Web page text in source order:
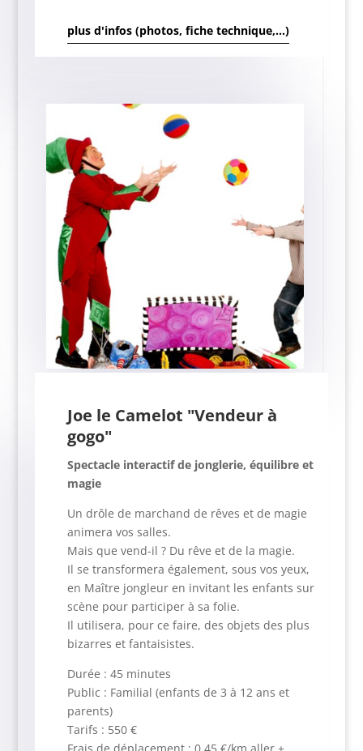
plus d'infos (photos, fiche technique,...)
Joe le Camelot "Vendeur à
gogo"
Spectacle interactif de jonglerie, équilibre et
magie
Un drôle de marchand de rêves et de magie
animera vos salles.
Mais que vend-il ? Du rêve et de la magie.
Il se transformera également, sous vos yeux,
en Maître jongleur en invitant les enfants sur
scène pour participer à sa folie.
Il utilisera, pour ce faire, des objets des plus
bizarres et fantaisistes.
Durée : 45 minutes
Public : Familial (enfants de 3 à 12 ans et
parents)
Tarifs : 550 €
Frais de déplacement : 0.45 €/km aller +